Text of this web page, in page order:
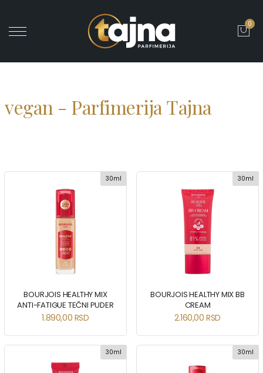
0
vegan - Parfimerija Tajna
30ml
BOURJOIS HEALTHY MIX
ANTI-FATIGUE TEČNI PUDER
1.890,00 RSD
30ml
BOURJOIS HEALTHY MIX BB
CREAM
2.160,00RSD
30ml 30ml